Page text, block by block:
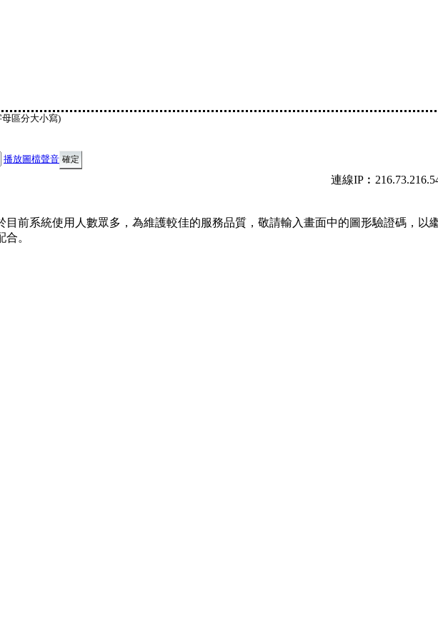
區分大小寫)
播放圖檔聲音
連線
目前系統使用人數眾多，為維護較佳的服務品質，敬請輸入畫面中的圖形驗證碼，以
。